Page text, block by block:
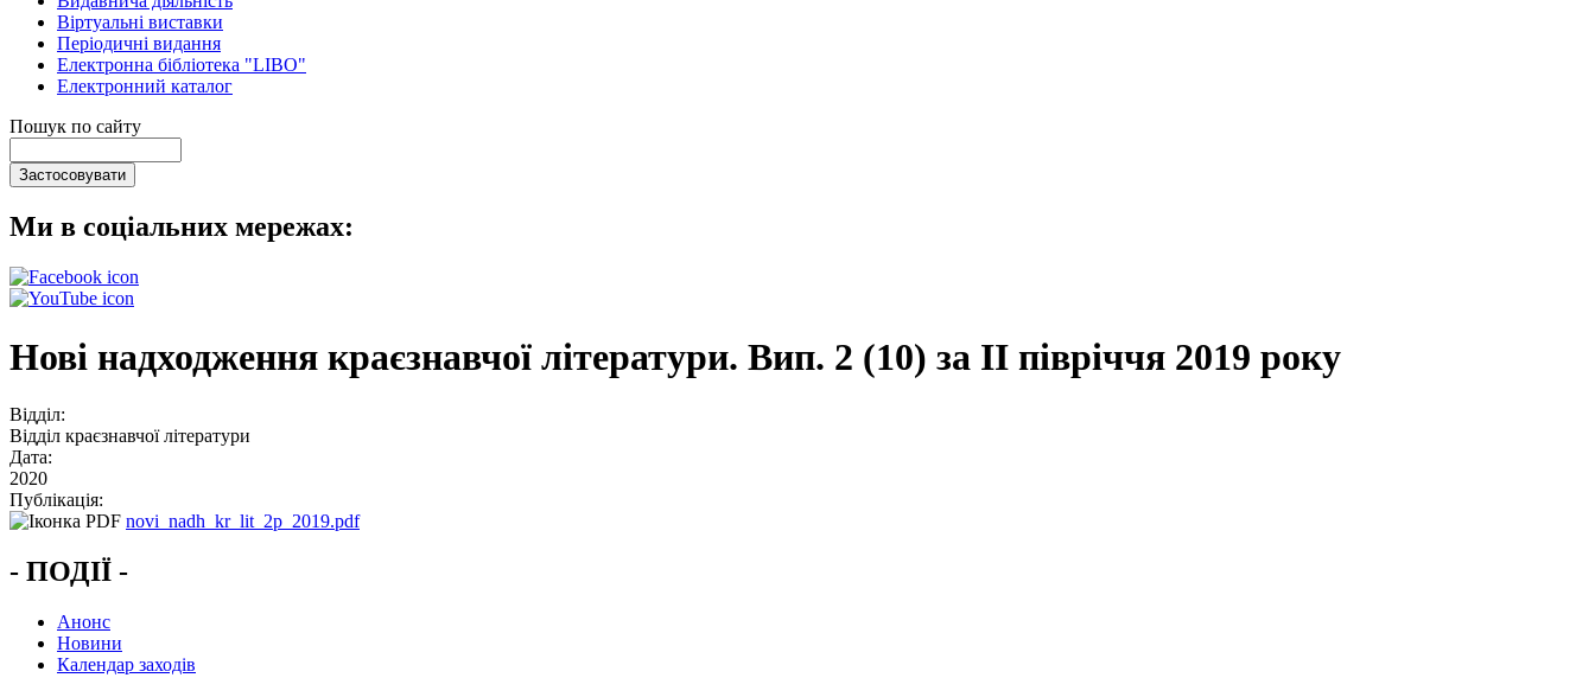
Віртуальні виставки
Періодичні видання
Електронна бібліотека "LIBO"
Електронний каталог
Пошук по сайту
Ми в соціальних мережах:
Нові надходження краєзнавчої літератури. Вип. 2 (10) за ІІ півріччя 2019 року
Відділ:
Відділ краєзнавчої літератури
Дата:
2020
Публікація:
novi_nadh_kr_lit_2p_2019.pdf
- ПОДІЇ -
Анонс
Новини
Календар заходів